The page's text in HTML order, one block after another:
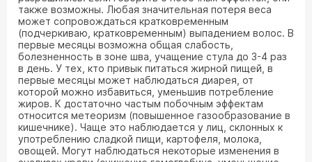
также возможны. Любая значительная потеря веса
может сопровождаться кратковременным
(подчеркиваю, кратковременным) выпадением волос. В
первые месяцы возможна общая слабость,
болезненность в зоне шва, учащение стула до 3-4 раз
в день. У тех, кто привык питаться жирной пищей, в
первые месяцы может наблюдаться диарея, от
которой можно избавиться, уменьшив потребление
жиров. К достаточно частым побочным эффектам
относится метеоризм (повышенное газообразование в
кишечнике). Чаще это наблюдается у лиц, склонных к
употреблению сладкой пищи, картофеля, молока,
овощей. Могут наблюдаться некоторые изменения в